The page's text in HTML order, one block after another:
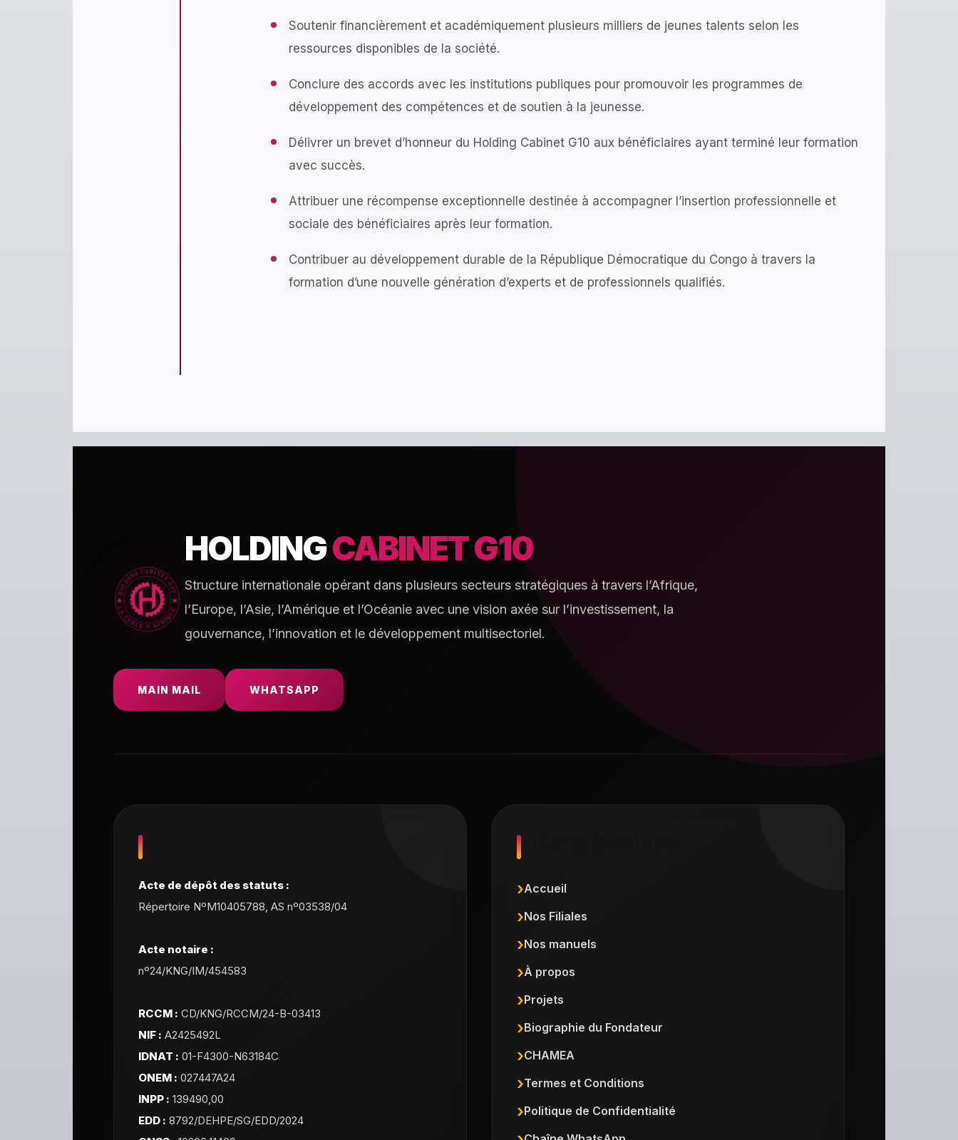
Soutenir financièrement et académiquement plusieurs milliers de jeunes talents selon les
ressources disponibles de la société.
Conclure des accords avec les institutions publiques pour promouvoir les programmes de
développement des compétences et de soutien à la jeunesse.
Délivrer un brevet d’honneur du Holding Cabinet G10 aux bénéficiaires ayant terminé leur formation
avec succès.
Attribuer une récompense exceptionnelle destinée à accompagner l’insertion professionnelle et
sociale des bénéficiaires après leur formation.
Contribuer au développement durable de la République Démocratique du Congo à travers la
formation d’une nouvelle génération d’experts et de professionnels qualifiés.
HOLDINGCABINET G10
Structure internationale opérant dans plusieurs secteurs stratégiques à travers l’Afrique,
l’Europe, l’Asie, l’Amérique et l’Océanie avec une vision axée sur l’investissement, la
gouvernance, l’innovation et le développement multisectoriel.
MAIN MAIL WHATSAPP
Acte de dépôt des statuts :
Répertoire NºM10405788, AS nº03538/04
Acte notaire :
nº24/KNG/IM/454583
RCCM : CD/KNG/RCCM/24-B-03413
NIF : A2425492L
IDNAT : 01-F4300-N63184C
ONEM : 027447A24
INPP : 139490,00
EDD : 8792/DEHPE/SG/EDD/2024
Accueil
Nos Filiales
Nos manuels
À propos
Projets
Biographie du Fondateur
CHAMEA
Termes et Conditions
Politique de Confidentialité